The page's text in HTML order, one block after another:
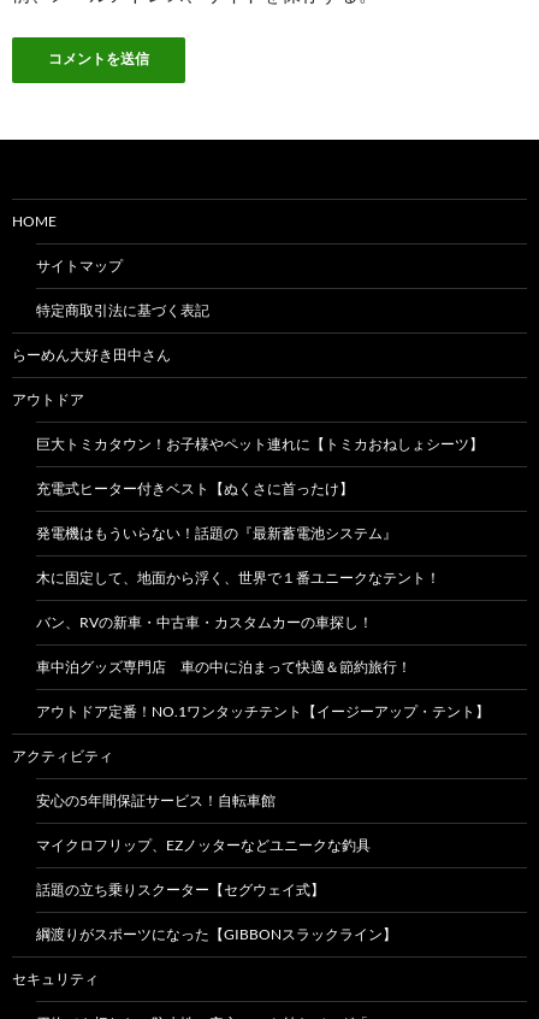
HOME
サイトマップ
特定商取引法に基づく表記
らーめん大好き田中さん
アウトドア
巨大トミカタウン！お子様やペット連れに【トミカおねしょシーツ】
充電式ヒーター付きベスト【ぬくさに首ったけ】
発電機はもういらない！話題の『最新蓄電池システム』
木に固定して、地面から浮く、世界で１番ユニークなテント！
バン、RVの新車・中古車・カスタムカーの車探し！
車中泊グッズ専門店 車の中に泊まって快適＆節約旅行！
アウトドア定番！NO.1ワンタッチテント【イージーアップ・テント】
アクティビティ
安心の5年間保証サービス！自転車館
マイクロフリップ、EZノッターなどユニークな釣具
話題の立ち乗りスクーター【セグウェイ式】
綱渡りがスポーツになった【GIBBONスラックライン】
セキュリティ